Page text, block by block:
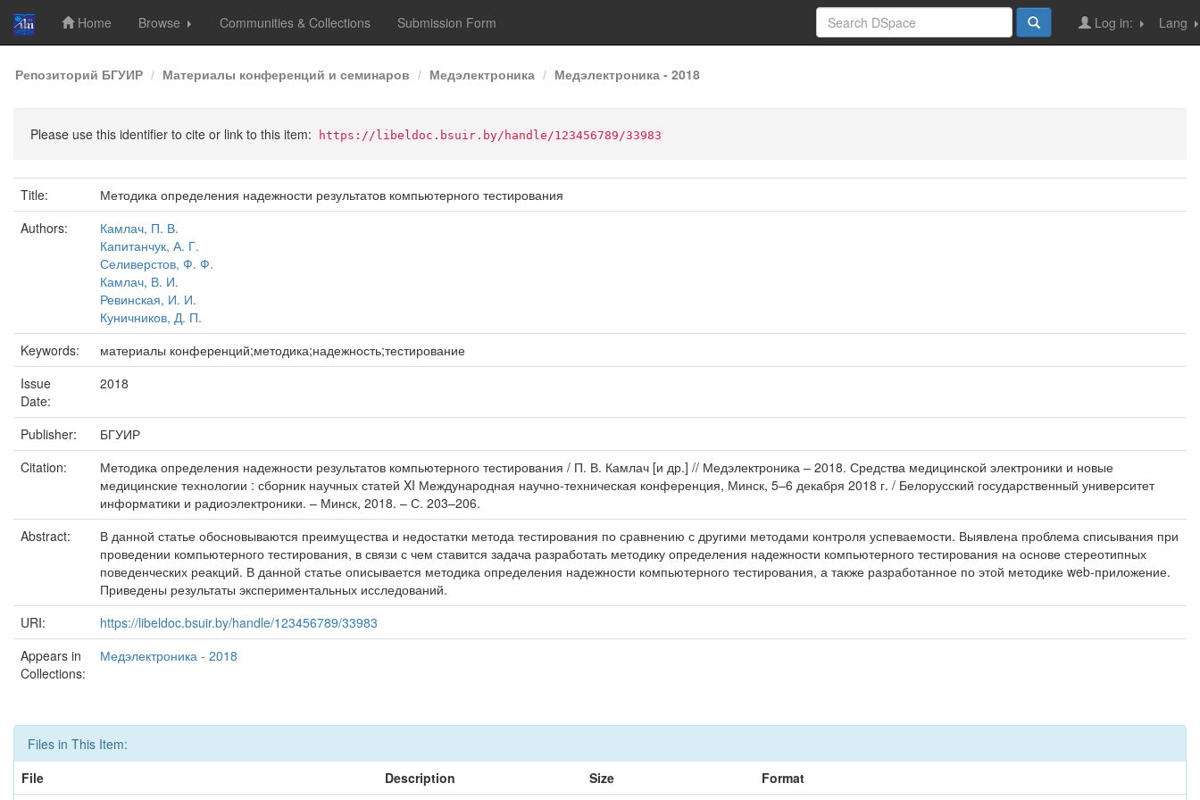
Skip
navigation
Home Browse Communities & Collections Submission Form Lang
Log in:
Репозиторий БГУИР Материалы конференций и семинаров Медэлектроника Медэлектроника - 2018
Please use this identifier to cite or link to this item: https://libeldoc.bsuir.by/handle/123456789/33983
Title:
Методика определения надежности результатов компьютерного тестирования
Authors:
Камлач, П. В.
Капитанчук, А. Г.
Селиверстов, Ф. Ф.
Камлач, В. И.
Ревинская, И. И.
Куничников, Д. П.
Keywords:
материалы конференций;методика;надежность;тестирование
Issue
Date:
2018
Publisher:
БГУИР
Citation:
Методика определения надежности результатов компьютерного тестирования / П. В. Камлач [и др.] // Медэлектроника – 2018. Средства медицинской электроники и новые
медицинские технологии : сборник научных статей XI Международная научно-техническая конференция, Минск, 5–6 декабря 2018 г. / Белорусский государственный университет
информатики и радиоэлектроники. – Минск, 2018. – С. 203–206.
Abstract:
В данной статье обосновываются преимущества и недостатки метода тестирования по сравнению с другими методами контроля успеваемости. Выявлена проблема списывания при
проведении компьютерного тестирования, в связи с чем ставится задача разработать методику определения надежности компьютерного тестирования на основе стереотипных
поведенческих реакций. В данной статье описывается методика определения надежности компьютерного тестирования, а также разработанное по этой методике web-приложение.
Приведены результаты экспериментальных исследований.
URI:
https://libeldoc.bsuir.by/handle/123456789/33983
Appears in
Collections:
Медэлектроника - 2018
Files in This Item:
File
Description Size Format